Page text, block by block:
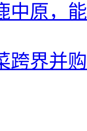
中原，
跨界并